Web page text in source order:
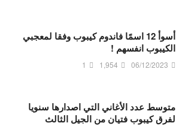
أسوأ 12 اسمًا فاندوم كيبوب وفقا لمعجبي
الكيبوب انفسهم !
06/12/2023
1,954
1
متوسط ​​عدد الأغاني التي اصدارها سنويا
لفرق كيبوب فتيان من الجيل الثالث